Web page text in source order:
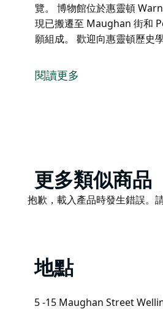
覽。 博物館位於惠靈頓
現已搬遷至 Maughan 街和
願組成。 歡迎向惠靈頓歷史
覽。
閱讀更多
Product
List
更多類似商品
Product
抱歉，載入產品時發生錯誤。
地點
5 -15 Maughan Street